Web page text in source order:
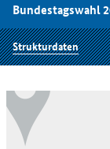
Bundestagswahl
Strukturdaten